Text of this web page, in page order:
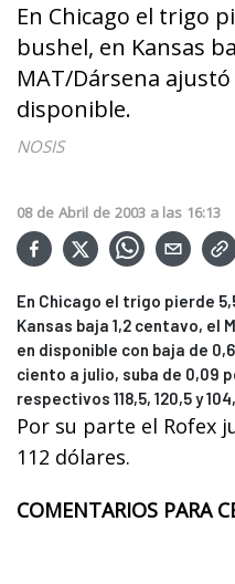
En Chicago el trigo
bushel, en Kansas
MAT/Dársena
disponible.
NOSIS
08 de Abril de 2003 a las 16:13
En Chicago el trigo pierde
Kansas baja 1,2 centavo, el
en disponible con baja de
ciento a julio, suba de 0,09
respectivos 118,5, 120,5 y
Por su parte el Rofex
112 dólares.
COMENTARIOS PARA